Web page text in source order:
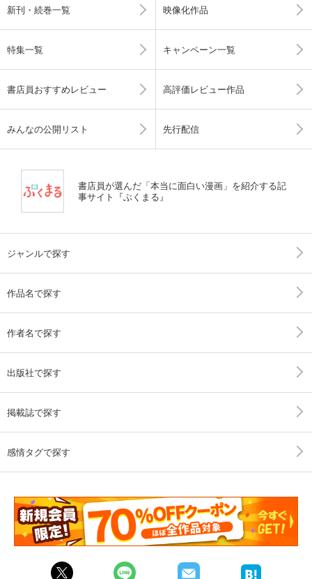
新刊・続巻一覧 映像化作品
特集一覧 キャンペーン一覧
書店員おすすめレビュー 高評価レビュー作品
みんなの公開リスト 先行配信
書店員が選んだ「本当に面白い漫画」を紹介する記
事サイト『ぶくまる』
ジャンルで探す
作品名で探す
作者名で探す
出版社で探す
掲載誌で探す
感情タグで探す